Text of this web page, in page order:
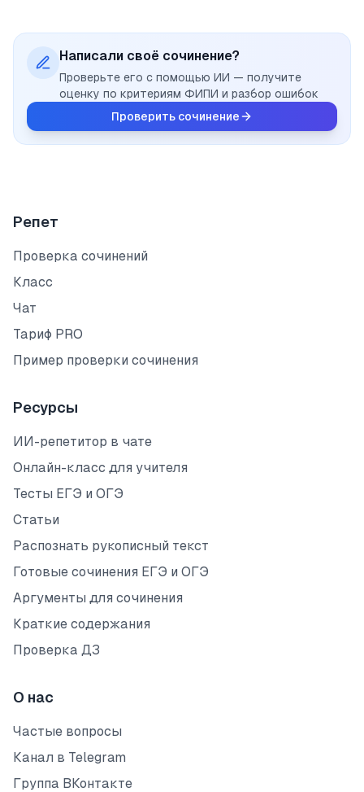
Написали своё сочинение?
Проверьте его с помощью ИИ — получите
оценку по критериям ФИПИ и разбор ошибок
Проверить сочинение
Репет
Проверка сочинений
Класс
Чат
Тариф PRO
Пример проверки сочинения
Ресурсы
ИИ-репетитор в чате
Онлайн-класс для учителя
Тесты ЕГЭ и ОГЭ
Статьи
Распознать рукописный текст
Готовые сочинения ЕГЭ и ОГЭ
Аргументы для сочинения
Краткие содержания
Проверка ДЗ
О нас
Частые вопросы
Канал в Telegram
Группа ВКонтакте